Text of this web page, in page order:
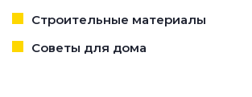
Строительные материалы
Советы для дома